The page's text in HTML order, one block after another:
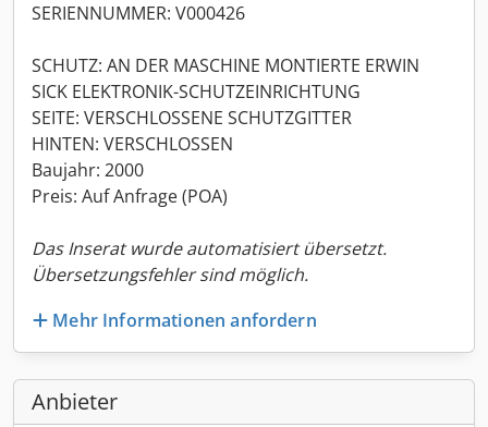
SERIENNUMMER: V000426
SCHUTZ: AN DER MASCHINE MONTIERTE ERWIN
SICK ELEKTRONIK-SCHUTZEINRICHTUNG
SEITE: VERSCHLOSSENE SCHUTZGITTER
HINTEN: VERSCHLOSSEN
Baujahr: 2000
Preis: Auf Anfrage (POA)
Das Inserat wurde automatisiert übersetzt.
Übersetzungsfehler sind möglich.
Mehr Informationen anfordern
Anbieter